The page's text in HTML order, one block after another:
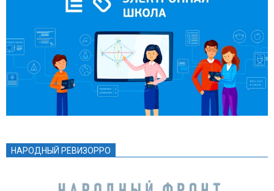
НАРОДНЫЙ РЕВИЗОРРО